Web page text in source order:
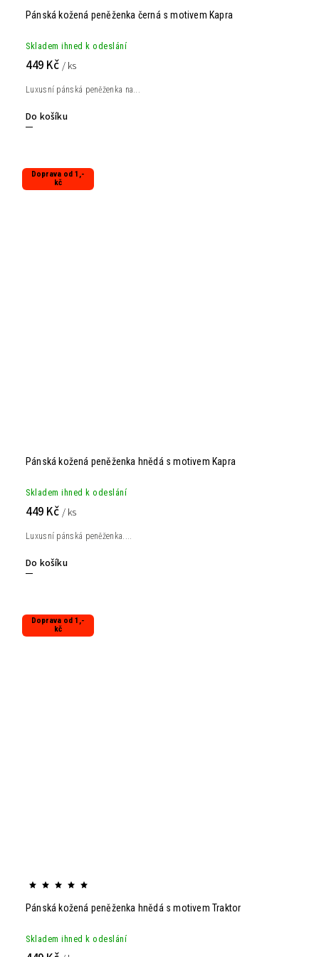
Pánská kožená peněženka černá s motivem Kapra
Skladem ihned k odeslání
449 Kč / ks
Do košíku
Luxusní pánská peněženka na...
Doprava od 1,-
kč
Pánská kožená peněženka hnědá s motivem Kapra
Skladem ihned k odeslání
449 Kč / ks
Do košíku
Luxusní pánská peněženka....
Doprava od 1,-
kč
Pánská kožená peněženka hnědá s motivem Traktor
Skladem ihned k odeslání